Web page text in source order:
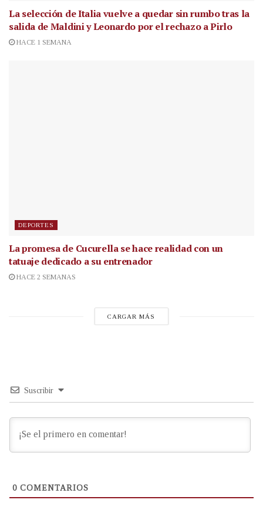
La selección de Italia vuelve a quedar sin rumbo tras la
salida de Maldini y Leonardo por el rechazo a Pirlo
HACE 1 SEMANA
DEPORTES
La promesa de Cucurella se hace realidad con un
tatuaje dedicado a su entrenador
HACE 2 SEMANAS
CARGAR MÁS
Suscribir
0 COMENTARIOS